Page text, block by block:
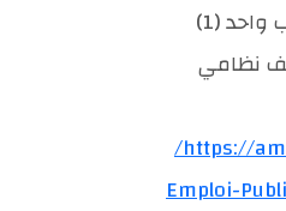
(1)
نظامي
https://